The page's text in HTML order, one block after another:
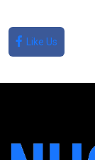
Like Us